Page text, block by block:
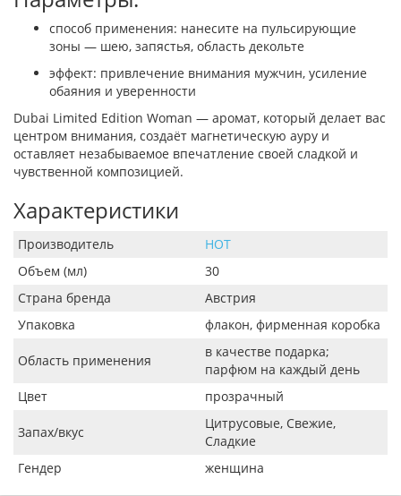
способ применения: нанесите на пульсирующие
зоны — шею, запястья, область декольте
эффект: привлечение внимания мужчин, усиление
обаяния и уверенности
Dubai Limited Edition Woman — аромат, который делает вас
центром внимания, создаёт магнетическую ауру и
оставляет незабываемое впечатление своей сладкой и
чувственной композицией.
Характеристики
Производитель
HOT
Объем (мл)
30
Страна бренда
Австрия
Упаковка
флакон, фирменная коробка
Область применения
в качестве подарка;
парфюм на каждый день
Цвет
прозрачный
Запах/вкус
Цитрусовые, Свежие,
Сладкие
Гендер
женщина